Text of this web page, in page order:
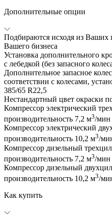
Дополнительные опции
Подбираются исходя из
Вашего бизнеса
Установка дополнительного
с лебедкой (без запасного
Дополнительное запасное
соответствии с колесами,
385/65 R22,5
Нестандартный цвет окраски
Компрессор электрический
производительность 7,2 м3/мин
Компрессор электрический
производительность 10,2 м3/
Компрессор дизельный
производительность 7,2 м3/мин
Компрессор дизельный
производительность 10,2 м3/
Как купить